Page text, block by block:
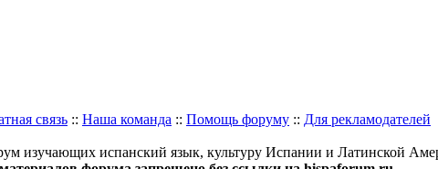
связь :: Наша команда :: Помощь форуму :: Для рекламодателей
изучающих испанский язык, культуру Испании и Латинской